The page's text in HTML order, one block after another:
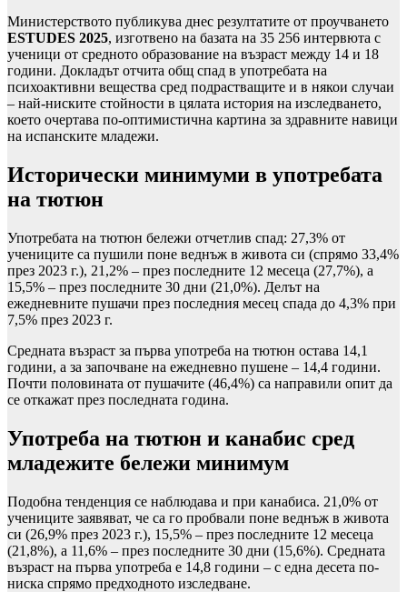
Министерството публикува днес резултатите от проучването
ESTUDES 2025, изготвено на базата на 35 256 интервюта с
ученици от средното образование на възраст между 14 и 18
години. Докладът отчита общ спад в употребата на
психоактивни вещества сред подрастващите и в някои случаи
– най-ниските стойности в цялата история на изследването,
което очертава по-оптимистична картина за здравните навици
на испанските младежи.
Исторически минимуми в употребата
на тютюн
Употребата на тютюн бележи отчетлив спад: 27,3% от
учениците са пушили поне веднъж в живота си (спрямо 33,4%
през 2023 г.), 21,2% – през последните 12 месеца (27,7%), а
15,5% – през последните 30 дни (21,0%). Делът на
ежедневните пушачи през последния месец спада до 4,3% при
7,5% през 2023 г.
Средната възраст за първа употреба на тютюн остава 14,1
години, а за започване на ежедневно пушене – 14,4 години.
Почти половината от пушачите (46,4%) са направили опит да
се откажат през последната година.
Употреба на тютюн и канабис сред
младежите бележи минимум
Подобна тенденция се наблюдава и при канабиса. 21,0% от
учениците заявяват, че са го пробвали поне веднъж в живота
си (26,9% през 2023 г.), 15,5% – през последните 12 месеца
(21,8%), а 11,6% – през последните 30 дни (15,6%). Средната
възраст на първа употреба е 14,8 години – с една десета по-
ниска спрямо предходното изследване.